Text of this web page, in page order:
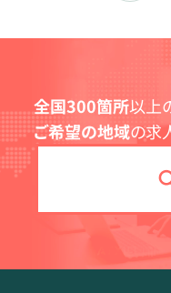
全国300箇所以上
ご希望の地域の求